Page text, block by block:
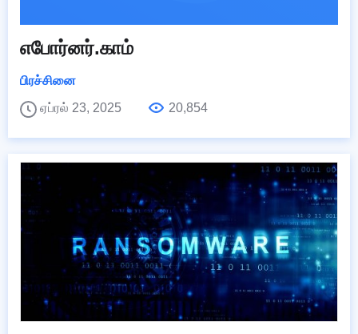
எபோர்னர்.காம்
பிரச்சினை
ஏப்ரல் 23, 2025
20,854